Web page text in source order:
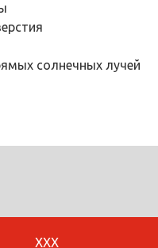
солнечных лучей
ХХХ